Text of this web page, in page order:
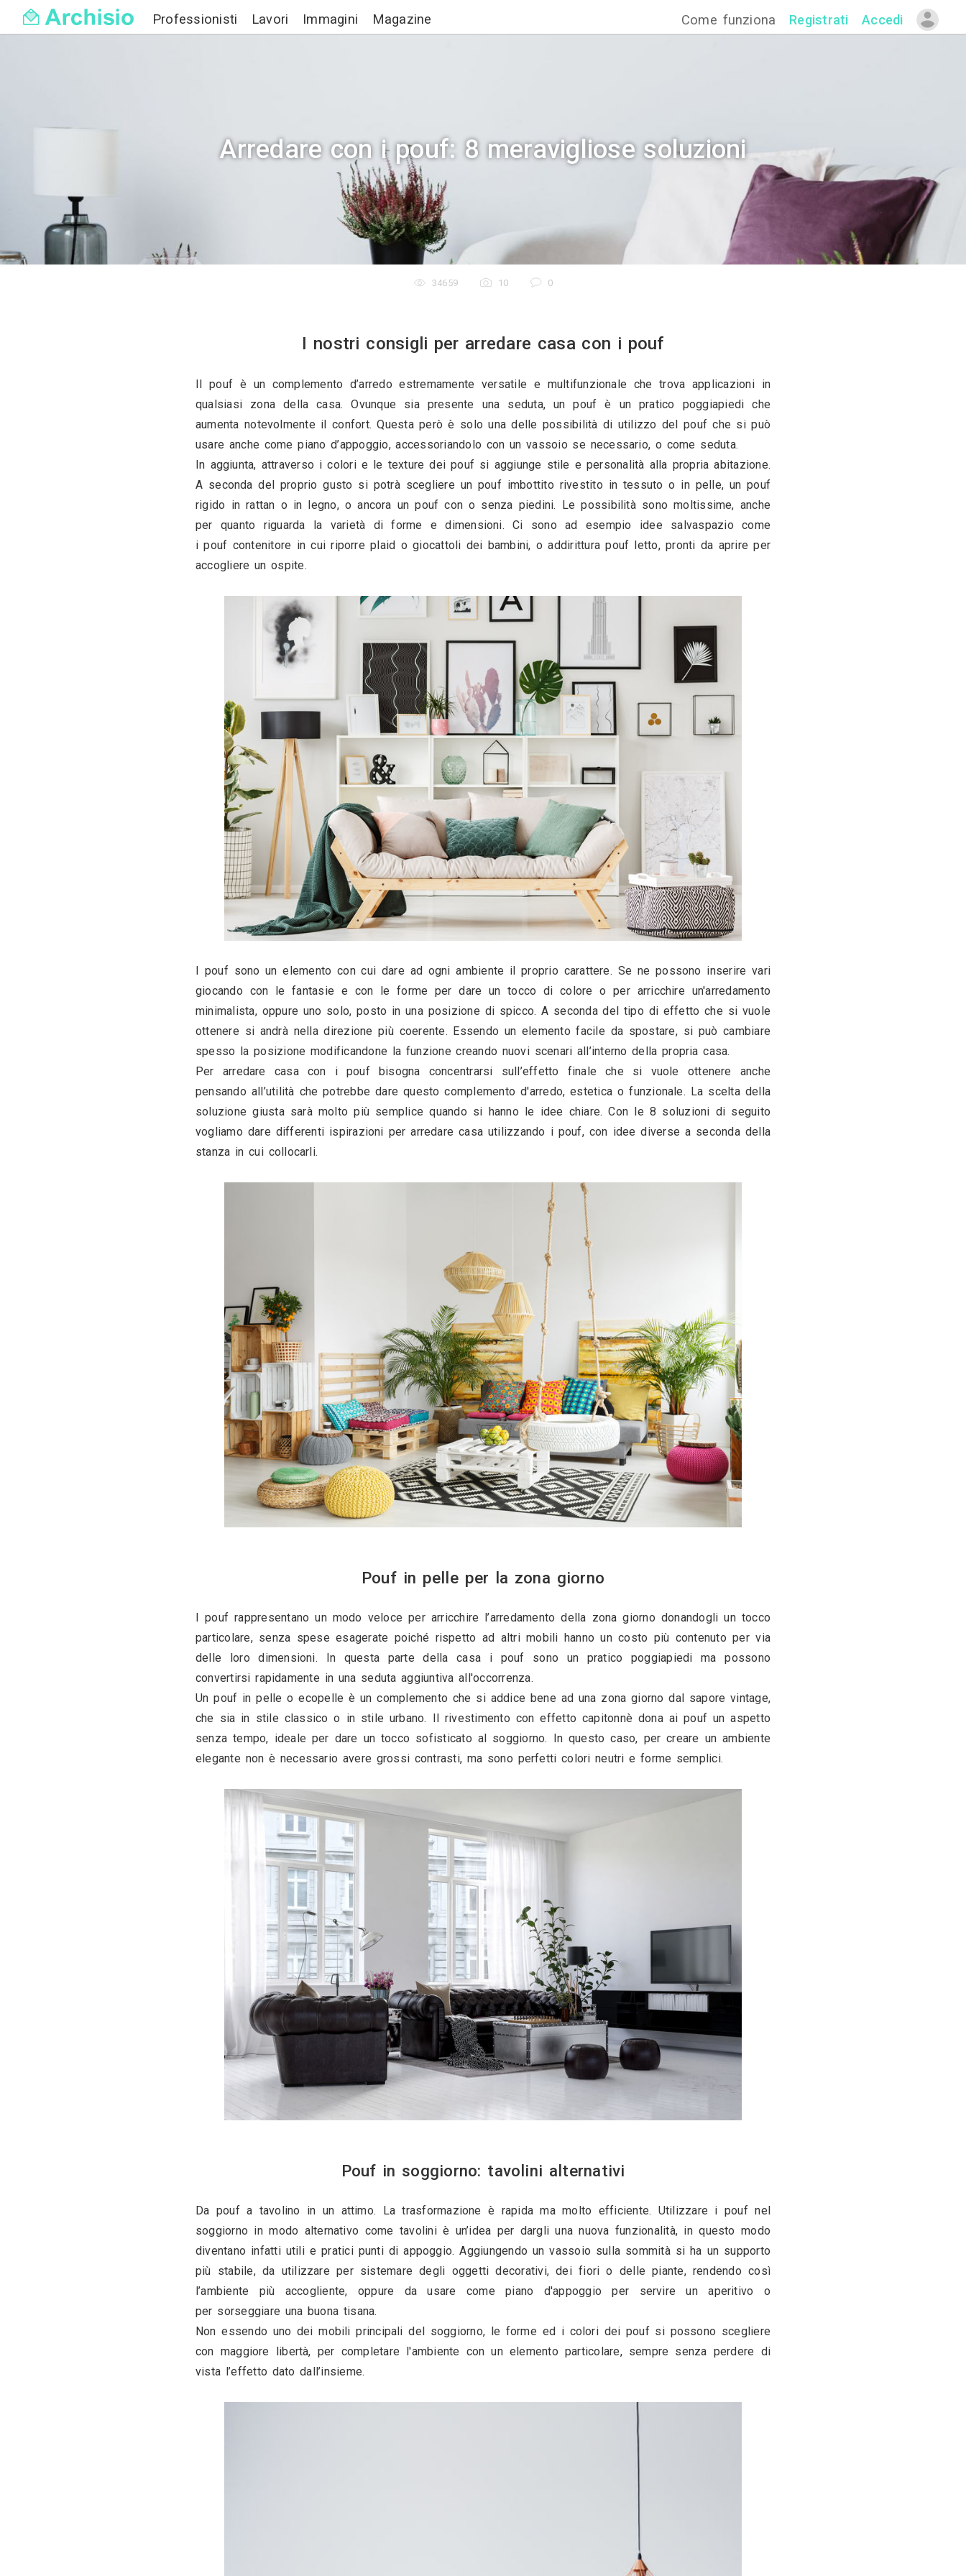
Professionisti Lavori Immagini Come
Arredare con i pouf: 8 meravigliose soluzioni
34659 10
I nostri consigli per arredare casa con i pouf
Il pouf è un complemento d’arredo estremamente versatile e multifunzionale che trova applicazioni in
qualsiasi zona della casa. Ovunque sia presente una seduta, un pouf è un pratico poggiapiedi che
aumenta notevolmente il confort. Questa però è solo una delle possibilità di utilizzo del pouf che si può
usare anche come piano d’appoggio, accessoriandolo con un vassoio se necessario, o come seduta.
A seconda del proprio gusto si potrà scegliere un pouf imbottito rivestito in tessuto o in pelle, un pouf
rigido in rattan o in legno, o ancora un pouf con o senza piedini. Le possibilità sono moltissime, anche
per quanto riguarda la varietà di forme e dimensioni. Ci sono ad esempio idee salvaspazio come
i pouf contenitore in cui riporre plaid o giocattoli dei bambini, o addirittura pouf letto, pronti da aprire per
accogliere un ospite.
I pouf sono un elemento con cui dare ad ogni ambiente il proprio carattere. Se ne possono inserire vari
giocando con le fantasie e con le forme per dare un tocco di colore o per arricchire un'arredamento
minimalista, oppure uno solo, posto in una posizione di spicco. A seconda del tipo di effetto che si vuole
ottenere si andrà nella direzione più coerente. Essendo un elemento facile da spostare, si può cambiare
spesso la posizione modificandone la funzione creando nuovi scenari all’interno della propria casa.
Per arredare casa con i pouf bisogna concentrarsi sull’effetto finale che si vuole ottenere anche
pensando all’utilità che potrebbe dare questo complemento d'arredo, estetica o funzionale. La scelta della
soluzione giusta sarà molto più semplice quando si hanno le idee chiare. Con le 8 soluzioni di seguito
vogliamo dare differenti ispirazioni per arredare casa utilizzando i pouf, con idee diverse a seconda della
stanza in cui collocarli.
Pouf in pelle per la zona giorno
I pouf rappresentano un modo veloce per arricchire l’arredamento della zona giorno donandogli un tocco
particolare, senza spese esagerate poiché rispetto ad altri mobili hanno un costo più contenuto per via
delle loro dimensioni. In questa parte della casa i pouf sono un pratico poggiapiedi ma possono
convertirsi rapidamente in una seduta aggiuntiva all'occorrenza.
Un pouf in pelle o ecopelle è un complemento che si addice bene ad una zona giorno dal sapore vintage,
senza tempo, ideale per dare un tocco sofisticato al soggiorno. In questo caso, per creare un ambiente